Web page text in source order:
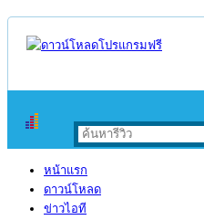
หน้าแรก
ดาวน์โหลด
ข่าวไอที